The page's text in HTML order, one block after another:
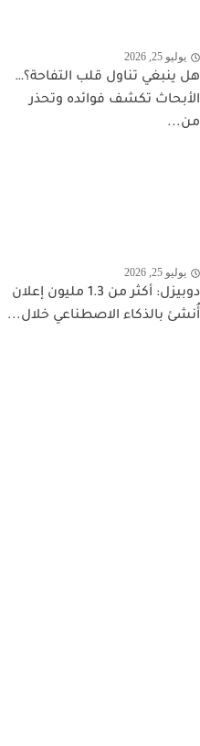
يوليو 25, 2026
هل ينبغي تناول قلب التفاحة؟…
الأبحاث تكشف فوائده وتحذر
من...
يوليو 25, 2026
دوبيزل: أكثر من 1.3 مليون إعلان
أُنشئ بالذكاء الاصطناعي خلال...